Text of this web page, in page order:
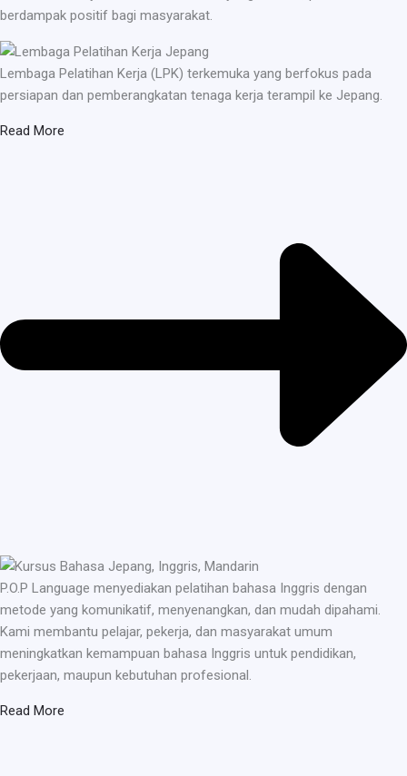
berdampak positif bagi masyarakat.
Lembaga Pelatihan Kerja (LPK) terkemuka yang berfokus pada
persiapan dan pemberangkatan tenaga kerja terampil ke Jepang.
Read More
P.O.P Language menyediakan pelatihan bahasa Inggris dengan
metode yang komunikatif, menyenangkan, dan mudah dipahami.
Kami membantu pelajar, pekerja, dan masyarakat umum
meningkatkan kemampuan bahasa Inggris untuk pendidikan,
pekerjaan, maupun kebutuhan profesional.
Read More